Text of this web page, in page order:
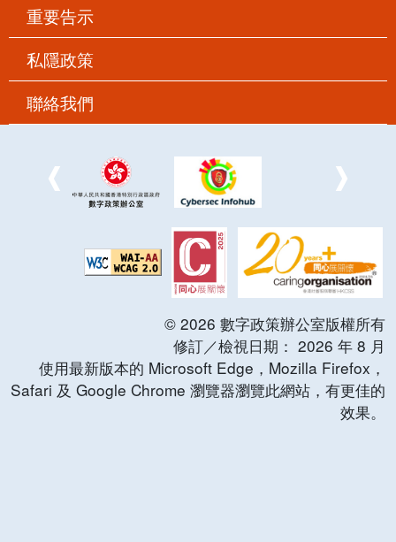
重要告示
私隱政策
聯絡我們
© 2026 數字政策辦公室版權所有
修訂／檢視日期： 2026 年 8 月
使用最新版本的 Microsoft Edge，Mozilla Firefox，
Safari 及 Google Chrome 瀏覽器瀏覽此網站，有更佳的
效果。